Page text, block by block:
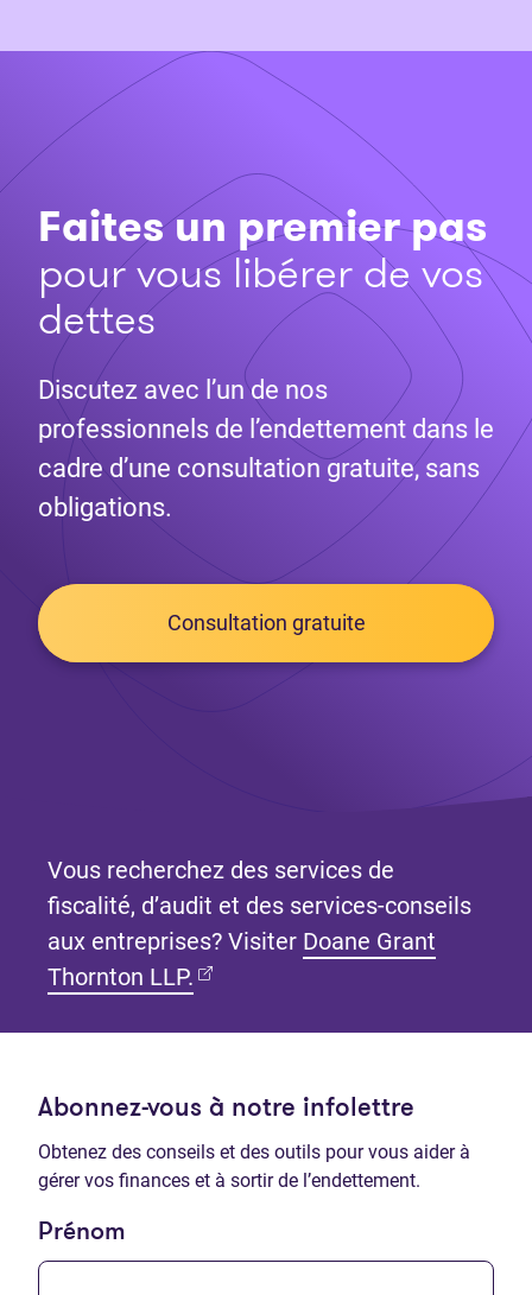
Faites un premier pas
pour vous libérer de vos
dettes
Discutez avec l’un de nos
professionnels de l’endettement dans le
cadre d’une consultation gratuite, sans
obligations.
Consultation gratuite
Vous recherchez des services de
fiscalité, d’audit et des services-conseils
aux entreprises? Visiter Doane Grant
Thornton LLP. (Ouvre dans un nouvel onglet)
Abonnez-vous à notre infolettre
Obtenez des conseils et des outils pour vous aider à
gérer vos finances et à sortir de l’endettement.
Prénom